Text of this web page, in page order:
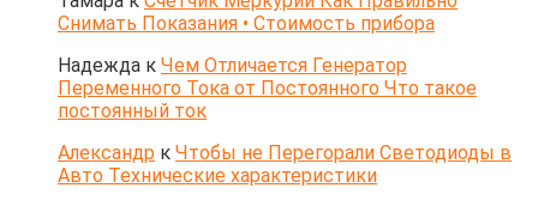
Снимать Показания • Стоимость прибора
Надежда к Чем Отличается Генератор
Переменного Тока от Постоянного Что такое
постоянный ток
Александр к Чтобы не Перегорали Светодиоды в
Авто Технические характеристики